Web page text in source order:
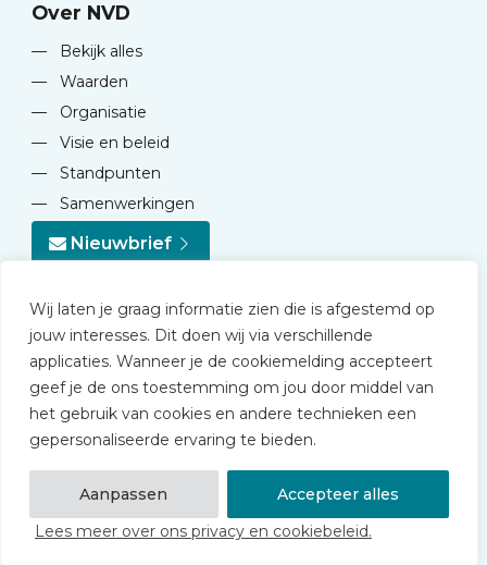
Wij laten je graag informatie zien die is afgestemd op
jouw interesses. Dit doen wij via verschillende
applicaties. Wanneer je de cookiemelding accepteert
geef je de ons toestemming om jou door middel van
het gebruik van cookies en andere technieken een
gepersonaliseerde ervaring te bieden.
Aanpassen
Accepteer alles
Lees meer over ons privacy en cookiebeleid.
Over NVD
—
Bekijk alles
—
Waarden
—
Organisatie
—
Visie en beleid
—
Standpunten
—
Samenwerkingen
Nieuwbrief
© 2026 NVD
Privacy statement
Disclaimer